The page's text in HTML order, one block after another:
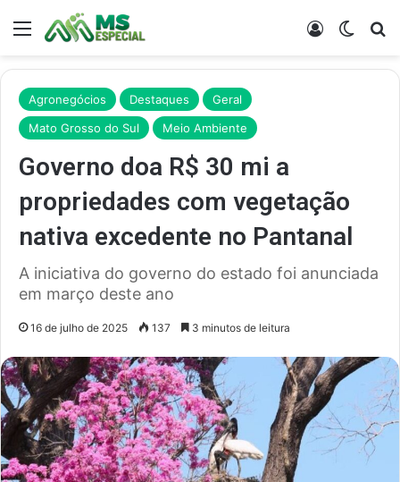
Menu Entrar
Agronegócios Destaques
Geral
Mato Grosso do Sul
Meio Ambiente
Governo doa R$ 30 mi a
propriedades com vegetação
nativa excedente no Pantanal
A iniciativa do governo do estado foi anunciada
em março deste ano
16 de julho de 2025 137 3 minutos de leitura